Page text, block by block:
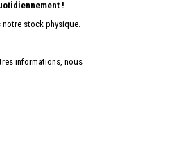
!
stock physique.
informations, nous